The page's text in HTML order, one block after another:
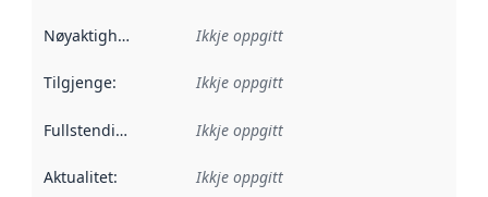
Nøyaktigheit Ikkje oppgitt
Tilgjenge: Ikkje oppgitt
Fullstendigheit Ikkje oppgitt
Aktualitet: Ikkje oppgitt